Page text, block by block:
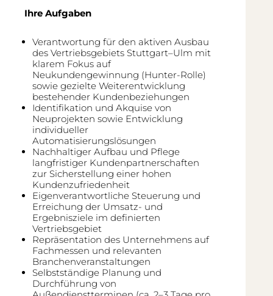
Ihre Aufgaben
Verantwortung für den aktiven Ausbau
des Vertriebsgebiets Stuttgart–Ulm mit
klarem Fokus auf
Neukundengewinnung (Hunter-Rolle)
sowie gezielte Weiterentwicklung
bestehender Kundenbeziehungen
Identifikation und Akquise von
Neuprojekten sowie Entwicklung
individueller
Automatisierungslösungen
Nachhaltiger Aufbau und Pflege
langfristiger Kundenpartnerschaften
zur Sicherstellung einer hohen
Kundenzufriedenheit
Eigenverantwortliche Steuerung und
Erreichung der Umsatz- und
Ergebnisziele im definierten
Vertriebsgebiet
Repräsentation des Unternehmens auf
Fachmessen und relevanten
Branchenveranstaltungen
Selbstständige Planung und
Durchführung von